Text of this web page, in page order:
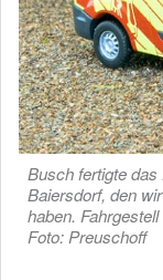
Busch fertigte
Baiersdorf, den
haben.
Foto: Preuschoff